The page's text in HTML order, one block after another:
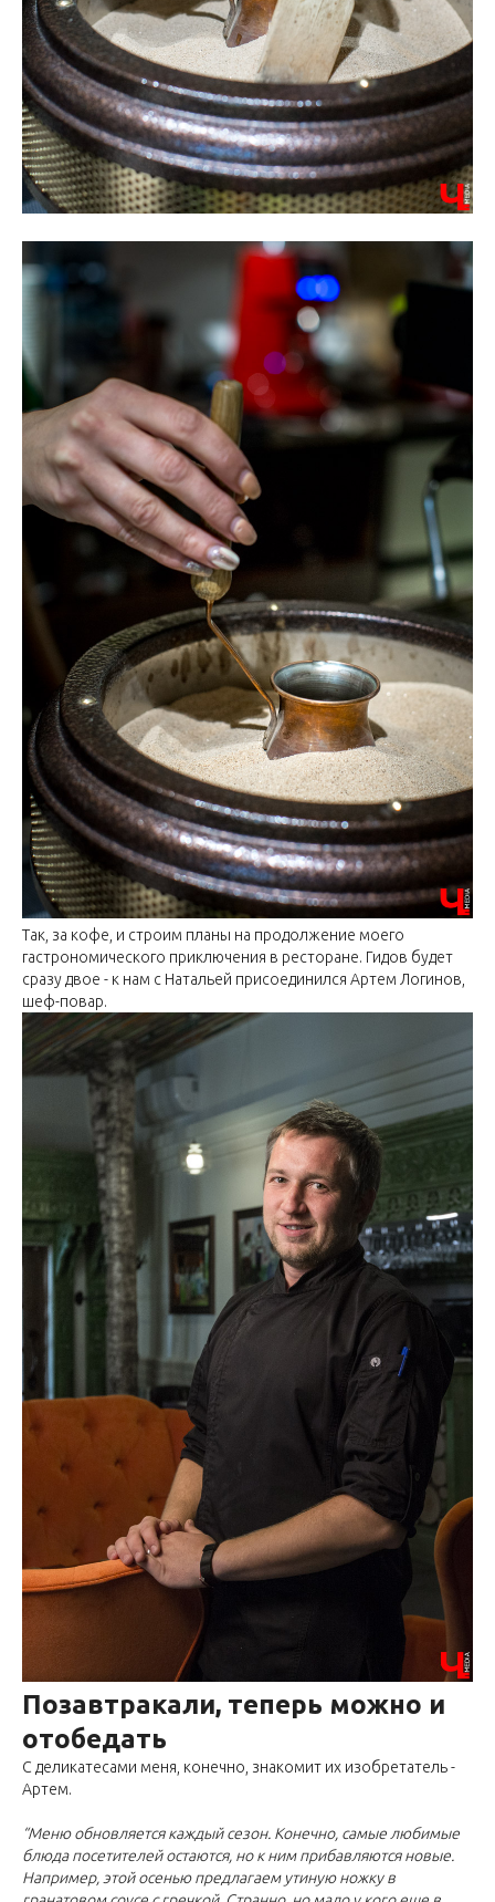
Так, за кофе, и строим планы на продолжение моего
гастрономического приключения в ресторане. Гидов будет
сразу двое - к нам с Натальей присоединился Артем Логинов,
шеф-повар.
Позавтракали, теперь можно и
отобедать
С деликатесами меня, конечно, знакомит их изобретатель -
Артем.
“Меню обновляется каждый сезон. Конечно, самые любимые
блюда посетителей остаются, но к ним прибавляются новые.
Например, этой осенью предлагаем утиную ножку в